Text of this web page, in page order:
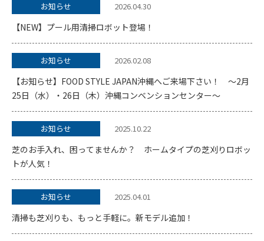
お知らせ 2026.04.30
【NEW】プール用清掃ロボット登場！
お知らせ 2026.02.08
【お知らせ】FOOD STYLE JAPAN沖縄へご来場下さい！ ～2月
25日（水）・26日（木）沖縄コンベンションセンター～
お知らせ 2025.10.22
芝のお手入れ、困ってませんか？ ホームタイプの芝刈りロボッ
トが人気！
お知らせ 2025.04.01
清掃も芝刈りも、もっと手軽に。新モデル追加！